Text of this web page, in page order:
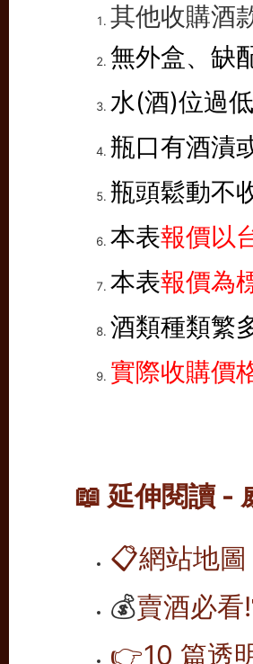
其他收購酒
無外盒、缺
水(酒)位過
瓶口有酒漬
瓶頭鬆動不
本表報價以
本表報價為
酒類種類繁
實際收購價
📖 延伸閱讀 -
📋網站地圖
💰賣酒必看
👉10 篇透